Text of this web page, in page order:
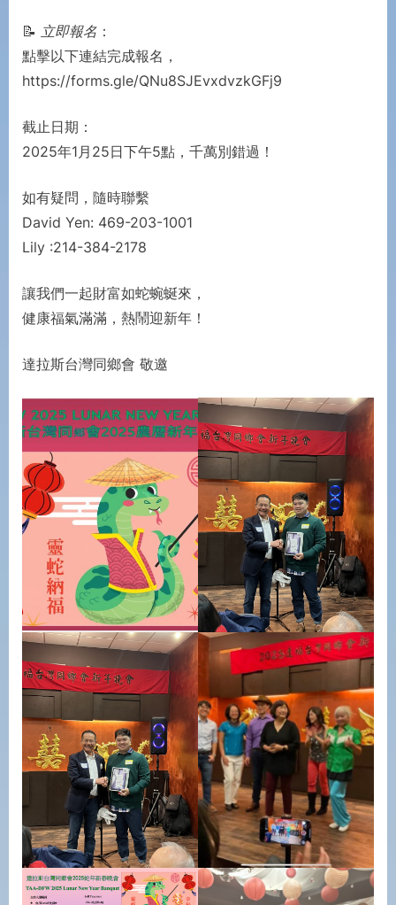
📝 立即報名 ：
點擊以下連結完成報名，
https://forms.gle/QNu8SJEvxdvzkGFj9
截止日期：
2025年1月25日下午5點，千萬別錯過！
如有疑問，隨時聯繫
David Yen: 469-203-1001
Lily :214-384-2178
讓我們一起財富如蛇蜿蜒來，
健康福氣滿滿，熱鬧迎新年！
達拉斯台灣同鄉會 敬邀